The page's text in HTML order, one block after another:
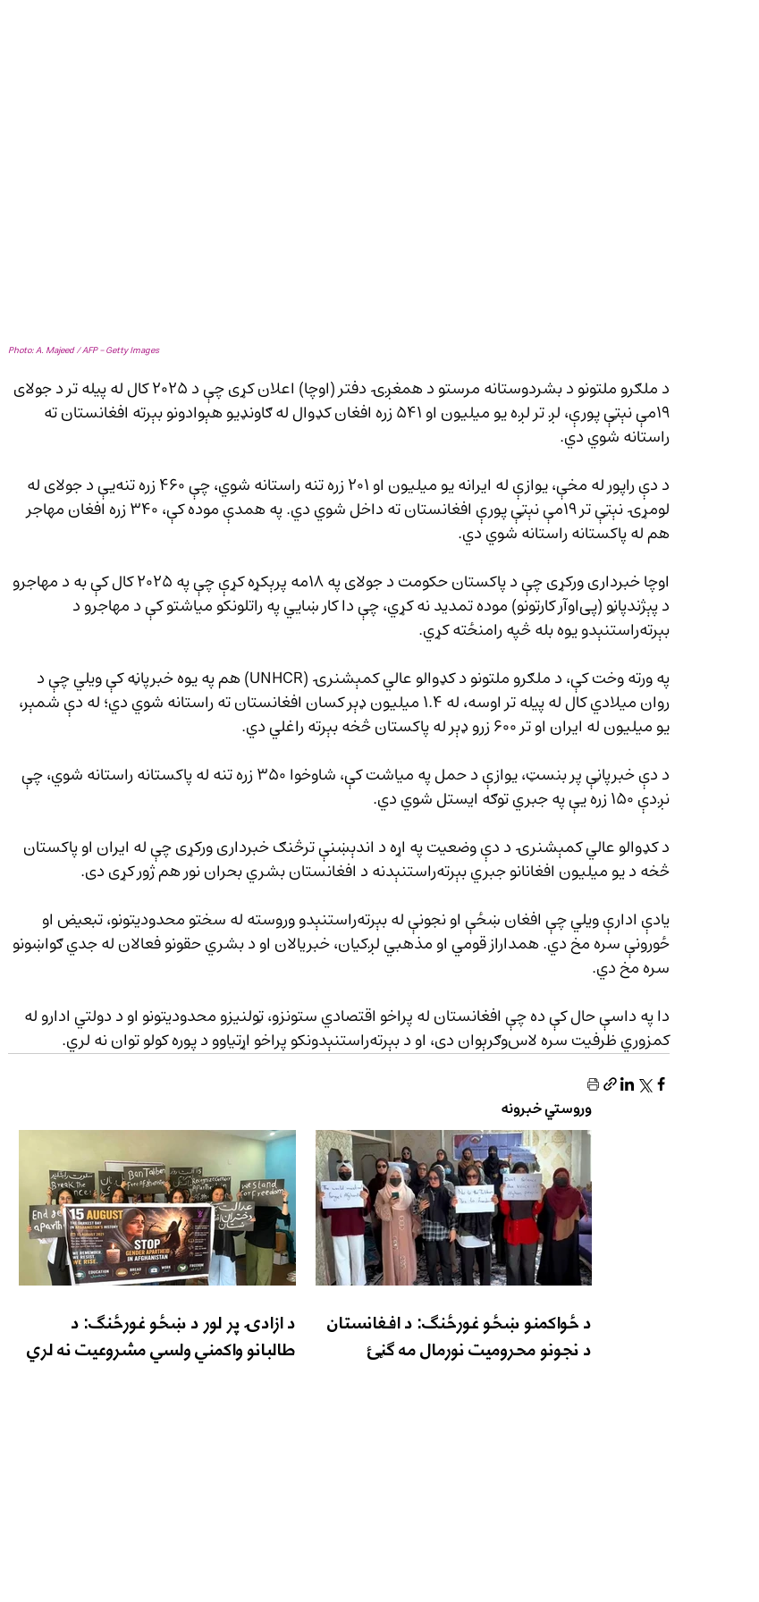
Photo: A. Majeed / AFP – Getty Images
د ملګرو ملتونو د بشردوستانه مرستو د همغږۍ دفتر (اوچا) اعلان کړی چې د ۲۰۲۵ کال له پیله تر د جولای
۱۹مې نېټې پورې، لږ تر لږه یو میلیون او ۵۴۱ زره افغان کډوال له ګاونډیو هېوادونو بېرته افغانستان ته
راستانه شوي دي.
د دې راپور له مخې، یوازې له ایرانه یو میلیون او ۲۰۱ زره تنه راستانه شوي، چې ۴۶۰ زره تنه‌یې د جولای له
لومړۍ نېټې تر ۱۹مې نېټې پورې افغانستان ته داخل شوي دي. په همدې موده کې، ۳۴۰ زره افغان مهاجر
هم له پاکستانه راستانه شوي دي.
اوچا خبرداری ورکړی چې د پاکستان حکومت د جولای په ۱۸مه پرېکړه کړې چې په ۲۰۲۵ کال کې به د مهاجرو
د پېژندپاڼو (پی‌او‌آر کارتونو) موده تمدید نه کړي، چې دا کار ښايي په راتلونکو میاشتو کې د مهاجرو د
بېرته‌راستنېدو یوه بله څپه رامنځته کړي.
په ورته وخت کې، د ملګرو ملتونو د کډوالو عالي کمېشنرۍ (UNHCR) هم په یوه خبرپاڼه کې ویلي چې د
روان میلادي کال له پیله تر اوسه، له ۱.۴ میلیون ډېر کسان افغانستان ته راستانه شوي دي؛ له دې شمېر،
یو میلیون له ایران او تر ۶۰۰ زرو ډېر له پاکستان څخه بېرته راغلي دي.
د دې خبرپاڼې پر بنسټ، یوازې د حمل په میاشت کې، شاوخوا ۳۵۰ زره تنه له پاکستانه راستانه شوي، چې
نږدې ۱۵۰ زره یې په جبري توګه ایستل شوي دي.
د کډوالو عالي کمېشنرۍ د دې وضعیت په اړه د اندېښنې ترڅنګ خبرداری ورکړی چې له ایران او پاکستان
څخه د یو میلیون افغانانو جبري بېرته‌راستنېدنه د افغانستان بشري بحران نور هم ژور کړی دی.
یادې ادارې ویلي چې افغان ښځې او نجونې له بېرته‌راستنېدو وروسته له سختو محدودیتونو، تبعیض او
ځورونې سره مخ دي. همداراز قومي او مذهبي لږکیان، خبریالان او د بشري حقونو فعالان له جدي ګواښونو
سره مخ دي.
دا په داسې حال کې ده چې افغانستان له پراخو اقتصادي ستونزو، ټولنیزو محدودیتونو او د دولتي ادارو له
کمزوري ظرفیت سره لاس‌وګرېوان دی، او د بېرته‌راستنېدونکو پراخو اړتیاوو د پوره کولو توان نه لري.
وروستي خبرونه
د ځواکمنو ښځو غورځنګ: د افغانستان
د نجونو محرومیت نورمال مه ګڼئ
د ازادۍ پر لور د ښځو غورځنګ: د
طالبانو واکمني ولسي مشروعیت نه لري